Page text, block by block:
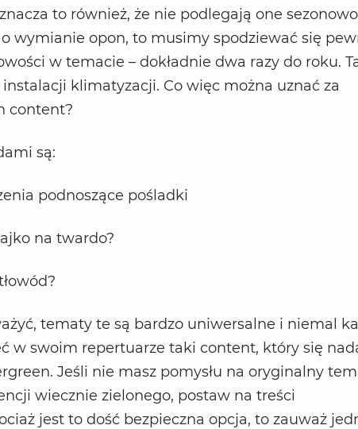
to również, że nie podlegają one
wymianie opon, to musimy spodziewać się
w temacie – dokładnie dwa razy do roku.
klimatyzacji. Co więc można uznać za
content?
są:
podnoszące pośladki
na twardo?
tematy te są bardzo uniwersalne i niemal
w swoim repertuarze taki content, który się
Jeśli nie masz pomysłu na oryginalny
wiecznie zielonego, postaw na treści
jest to dość bezpieczna opcja, to zauważ